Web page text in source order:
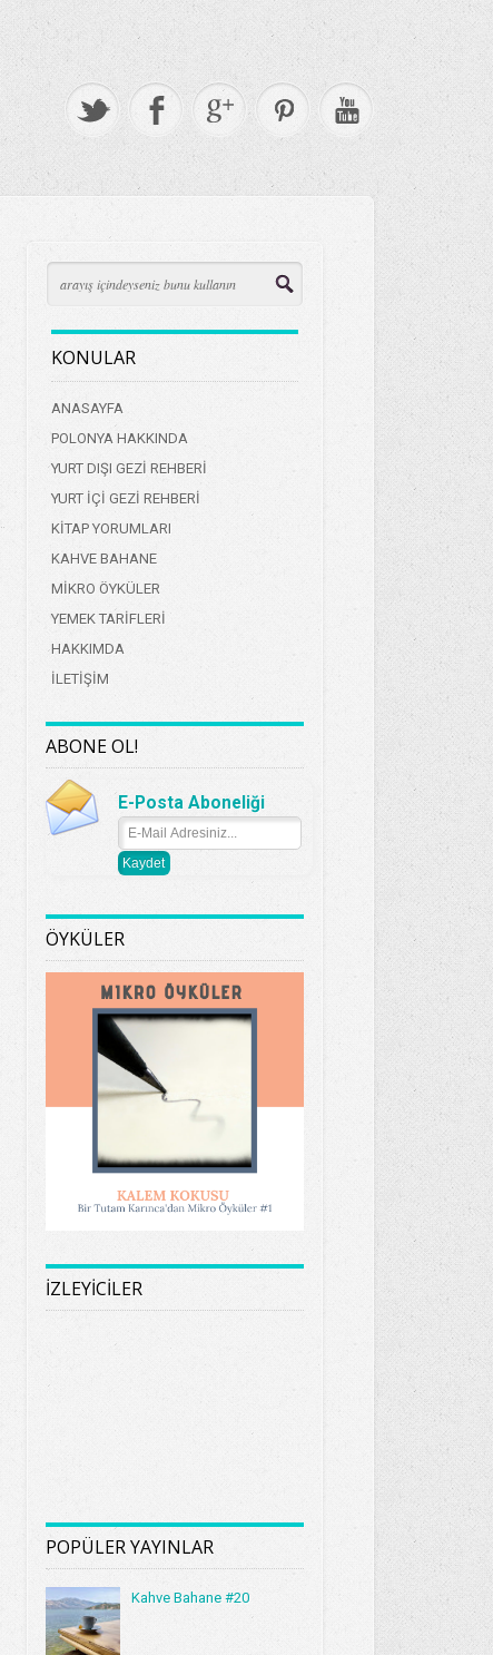
KONULAR
ANASAYFA
POLONYA HAKKINDA
YURT DIŞI GEZİ REHBERİ
YURT İÇİ GEZİ REHBERİ
KİTAP YORUMLARI
KAHVE BAHANE
MİKRO ÖYKÜLER
YEMEK TARİFLERİ
HAKKIMDA
İLETİŞİM
ABONE OL!
E-Posta Aboneliği
ÖYKÜLER
İZLEYİCİLER
POPÜLER YAYINLAR
Kahve Bahane #20